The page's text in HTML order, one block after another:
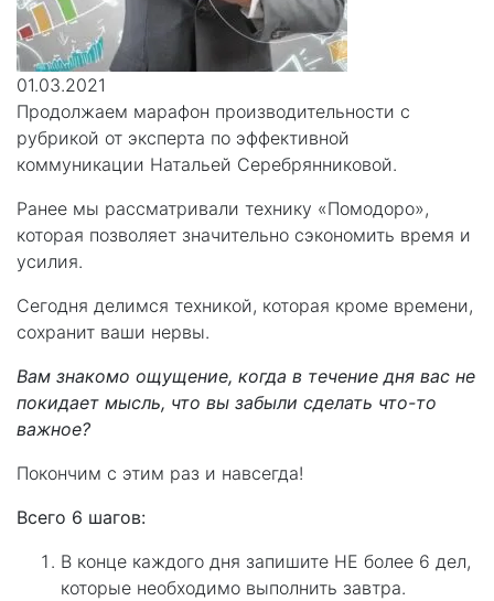
01.03.2021
Продолжаем марафон производительности с
рубрикой от эксперта по эффективной
коммуникации Натальей Серебрянниковой.
Ранее мы рассматривали технику «Помодоро»,
которая позволяет значительно сэкономить время и
усилия.
Сегодня делимся техникой, которая кроме времени,
сохранит ваши нервы.
Вам знакомо ощущение, когда в течение дня вас не
покидает мысль, что вы забыли сделать что-то
важное?
Покончим с этим раз и навсегда!
Всего 6 шагов:
В конце каждого дня запишите НЕ более 6 дел,
которые необходимо выполнить завтра.